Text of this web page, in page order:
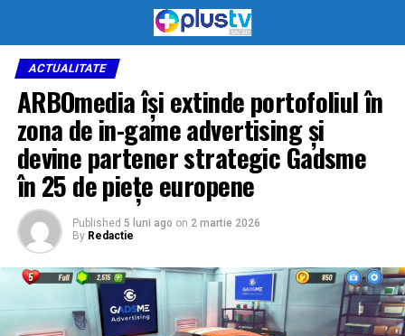
ACTUALITATE
ARBOmedia își extinde portofoliul în
zona de in-game advertising și
devine partener strategic Gadsme
în 25 de piețe europene
Published 5 luni ago on 2 martie 2026
By Redactie